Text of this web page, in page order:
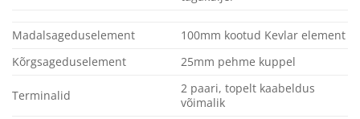
Madalsageduselement
100mm kootud Kevlar element
Kõrgsageduselement
25mm pehme kuppel
Terminalid
2 paari, topelt kaabeldus
võimalik